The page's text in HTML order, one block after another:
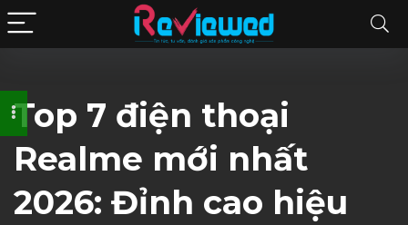
Top 7 điện thoại
Realme mới nhất
2026: Đỉnh cao hiệu